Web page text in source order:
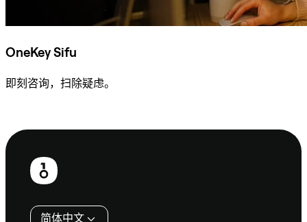
OneKey Sifu
即刻咨询，扫除疑虑。
页
简体中文